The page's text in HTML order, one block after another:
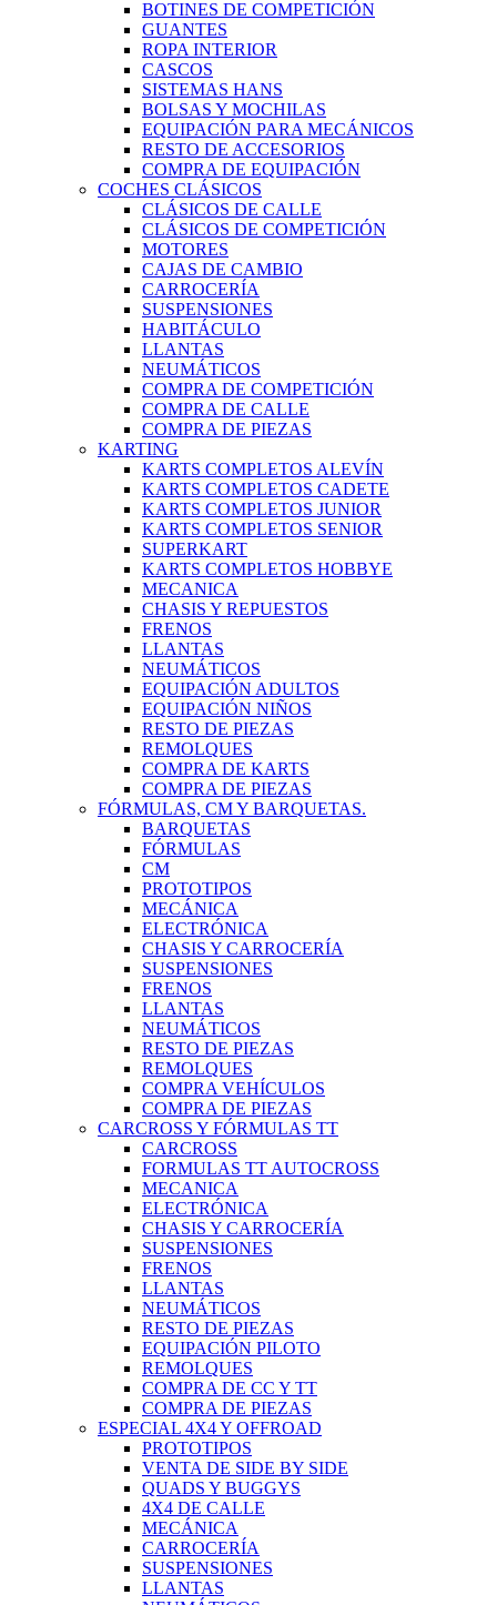
BOTINES DE COMPETICIÓN
GUANTES
ROPA INTERIOR
CASCOS
SISTEMAS HANS
BOLSAS Y MOCHILAS
EQUIPACIÓN PARA MECÁNICOS
RESTO DE ACCESORIOS
COMPRA DE EQUIPACIÓN
COCHES CLÁSICOS
CLÁSICOS DE CALLE
CLÁSICOS DE COMPETICIÓN
MOTORES
CAJAS DE CAMBIO
CARROCERÍA
SUSPENSIONES
HABITÁCULO
LLANTAS
NEUMÁTICOS
COMPRA DE COMPETICIÓN
COMPRA DE CALLE
COMPRA DE PIEZAS
KARTING
KARTS COMPLETOS ALEVÍN
KARTS COMPLETOS CADETE
KARTS COMPLETOS JUNIOR
KARTS COMPLETOS SENIOR
SUPERKART
KARTS COMPLETOS HOBBYE
MECANICA
CHASIS Y REPUESTOS
FRENOS
LLANTAS
NEUMÁTICOS
EQUIPACIÓN ADULTOS
EQUIPACIÓN NIÑOS
RESTO DE PIEZAS
REMOLQUES
COMPRA DE KARTS
COMPRA DE PIEZAS
FÓRMULAS, CM Y BARQUETAS.
BARQUETAS
FÓRMULAS
CM
PROTOTIPOS
MECÁNICA
ELECTRÓNICA
CHASIS Y CARROCERÍA
SUSPENSIONES
FRENOS
LLANTAS
NEUMÁTICOS
RESTO DE PIEZAS
REMOLQUES
COMPRA VEHÍCULOS
COMPRA DE PIEZAS
CARCROSS Y FÓRMULAS TT
CARCROSS
FORMULAS TT AUTOCROSS
MECANICA
ELECTRÓNICA
CHASIS Y CARROCERÍA
SUSPENSIONES
FRENOS
LLANTAS
NEUMÁTICOS
RESTO DE PIEZAS
EQUIPACIÓN PILOTO
REMOLQUES
COMPRA DE CC Y TT
COMPRA DE PIEZAS
ESPECIAL 4X4 Y OFFROAD
PROTOTIPOS
VENTA DE SIDE BY SIDE
QUADS Y BUGGYS
4X4 DE CALLE
MECÁNICA
CARROCERÍA
SUSPENSIONES
LLANTAS